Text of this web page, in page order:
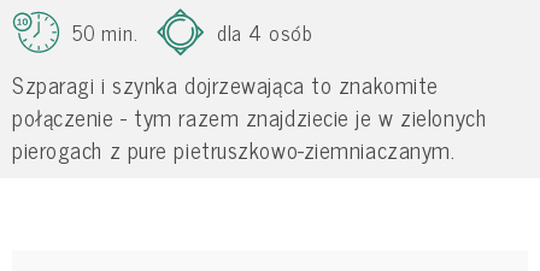
50 min.
dla 4 osób
Szparagi i szynka dojrzewająca to znakomite
połączenie - tym razem znajdziecie je w zielonych
pierogach z pure pietruszkowo-ziemniaczanym.